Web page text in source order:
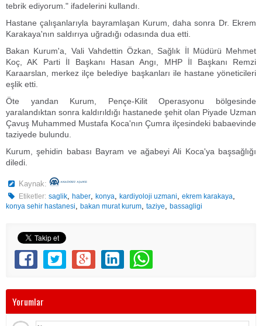
tebrik ediyorum." ifadelerini kullandı.
Hastane çalışanlarıyla bayramlaşan Kurum, daha sonra Dr. Ekrem
Karakaya'nın saldırıya uğradığı odasında dua etti.
Bakan Kurum'a, Vali Vahdettin Özkan, Sağlık İl Müdürü Mehmet
Koç, AK Parti İl Başkanı Hasan Angı, MHP İl Başkanı Remzi
Karaarslan, merkez ilçe belediye başkanları ile hastane yöneticileri
eşlik etti.
Öte yandan Kurum, Pençe-Kilit Operasyonu bölgesinde
yaralandıktan sonra kaldırıldığı hastanede şehit olan Piyade Uzman
Çavuş Muhammed Mustafa Koca'nın Çumra ilçesindeki babaevinde
taziyede bulundu.
Kurum, şehidin babası Bayram ve ağabeyi Ali Koca'ya başsağlığı
diledi.
Kaynak:
Etiketler: saglik,haber,konya,kardiyoloji uzmani,ekrem karakaya,
konya sehir hastanesi, bakan murat kurum, taziye, bassagligi
Yorumlar